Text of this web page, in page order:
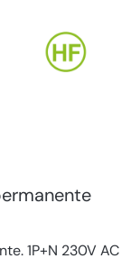
1P+N 230V AC